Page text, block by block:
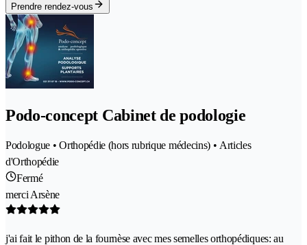
Prendre rendez-vous
Podo-concept Cabinet de podologie
Podologue • Orthopédie (hors rubrique médecins) • Articles
d'Orthopédie
Fermé
merci Arsène
j'ai fait le pithon de la fournèse avec mes semelles orthopédiques: au